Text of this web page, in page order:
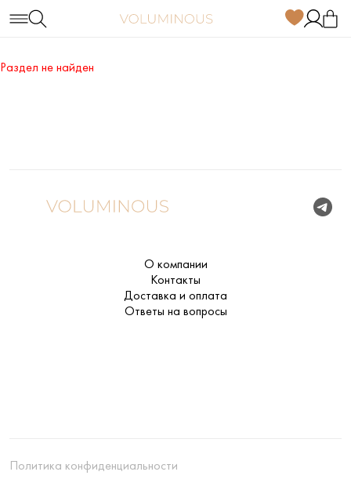
Раздел не найден
О компании
Контакты
Доставка и оплата
Ответы на вопросы
Политика конфиденциальности